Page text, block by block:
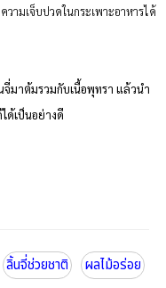
ามเจ็บปวดในกระเพาะอาหารได้
จี่มาต้มรวมกับเนื้อพุทรา แล้วนํา
ด้เป็นอย่างดี
ลิ้นจี่ช่วยชาติ
ผลไม้อร่อย